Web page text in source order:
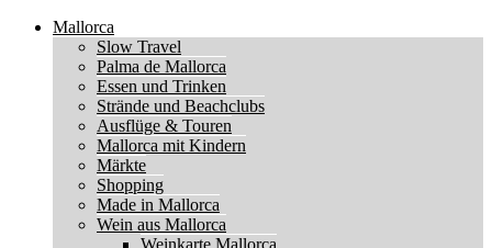
Mallorca
Slow Travel
Palma de Mallorca
Essen und Trinken
Strände und Beachclubs
Ausflüge & Touren
Mallorca mit Kindern
Märkte
Shopping
Made in Mallorca
Wein aus Mallorca
Weinkarte Mallorca